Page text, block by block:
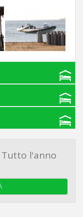
Tutto l'anno